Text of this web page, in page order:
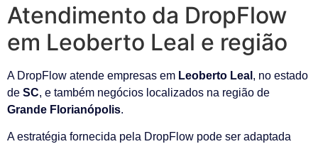
Atendimento da DropFlow
em Leoberto Leal e região
A DropFlow atende empresas em Leoberto Leal , no estado
de SC, e também negócios localizados na região de
Grande Florianópolis.
A estratégia fornecida pela DropFlow pode ser adaptada